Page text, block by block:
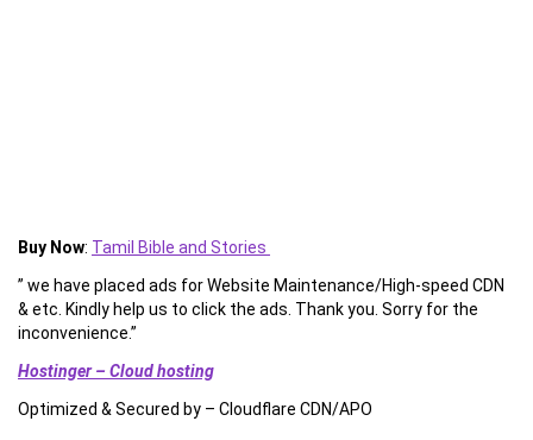
Buy Now: Tamil Bible and Stories
” we have placed ads for Website Maintenance/High-speed CDN
& etc. Kindly help us to click the ads. Thank you. Sorry for the
inconvenience.”
Hostinger – Cloud hosting
Optimized & Secured by – Cloudflare CDN/APO